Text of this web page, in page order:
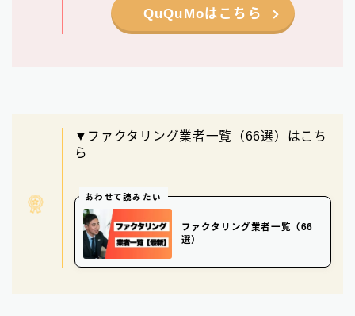
QuQuMoはこちら
▼ファクタリング業者一覧（66選）はこち
ら
あわせて読みたい
ファクタリング業者一覧（66
選）